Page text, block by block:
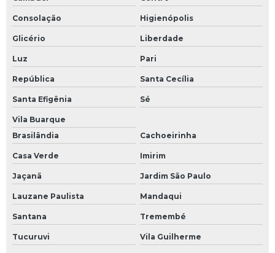
Manutenção de plc
Manutenção de sensor
Manutenção de servo motor
Manutenção e reparação de equipamentos eletrônicos e ópticos
Manutenção eletroeletrônica
Manutenção eletronica industrial
Manutenção equipamentos eletrônicos industriais
Manutenção inversor de frequência
Manutenção módulos eletrônicos
Manutenção preventiva de nobreak
Consolação Higienópolis
Glicério Liberdade
Luz Pari
República Santa Cecília
Santa Efigênia Sé
Vila Buarque
Brasilândia
Cachoeirinha
Casa Verde Imirim
Jaçanã Jardim São Paulo
Lauzane Paulista Mandaqui
Santana Tremembé
Tucuruvi Vila Guilherme